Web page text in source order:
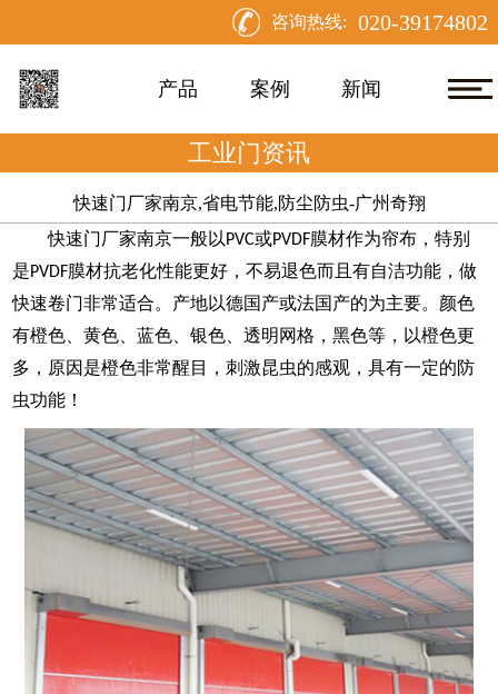
咨询热线: 020-39174802
产品 案例 新闻
工业门资讯
快速门厂家南京,省电节能,防尘防虫-广州奇翔
快速门厂家南京一般以 PVC或PVDF膜材作为帘布，特别
是PVDF膜材抗老化性能更好，不易退色而且有自洁功能，做
快速卷门非常适合。产地以德国产或法国产的为主要。颜色
有橙色、黄色、蓝色、银色、透明网格，黑色等，以橙色更
多，原因是橙色非常醒目，刺激昆虫的感观，具有一定的防
虫功能 ！